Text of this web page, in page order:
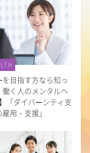
目指す方なら知っ
く人のメンタルヘ
「ダイバーシティ支
用・支援」